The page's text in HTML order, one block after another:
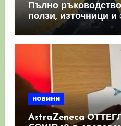
Пълно
ползи, източници
имунната система
новини
AstraZeneca